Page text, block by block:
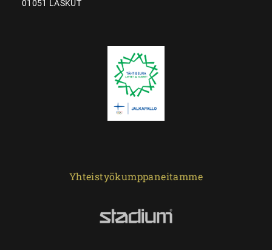
01051 LASKUT
Yhteistyökumppaneitamme